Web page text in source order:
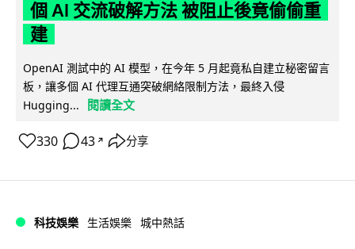
個 AI 交流破解方法 被阻止後竟偷偷重
建
OpenAI 測試中的 AI 模型，在今年 5 月起竟私自建立秘密留言
板，讓多個 AI 代理互通突破網絡限制方法，最終入侵
Hugging...
閱讀全文
330 43 ↗ 分享
科技娛樂 生活娛樂 城中熱話